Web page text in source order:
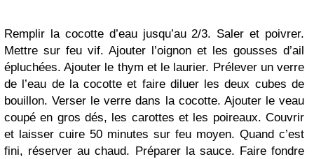
Remplir la cocotte d’eau jusqu’au 2/3. Saler et poivrer.
Mettre sur feu vif. Ajouter l’oignon et les gousses d’ail
épluchées. Ajouter le thym et le laurier. Prélever un verre
de l’eau de la cocotte et faire diluer les deux cubes de
bouillon. Verser le verre dans la cocotte. Ajouter le veau
coupé en gros dés, les carottes et les poireaux. Couvrir
et laisser cuire 50 minutes sur feu moyen. Quand c’est
fini, réserver au chaud. Préparer la sauce. Faire fondre